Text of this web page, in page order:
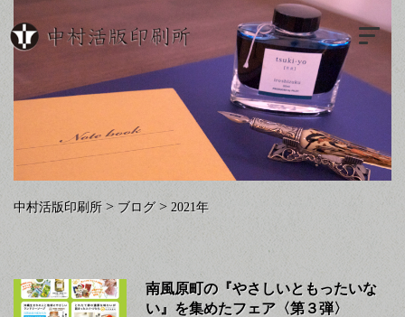
中村活版印刷所 > ブログ > 2021年
南風原町の『やさしいともったいな
い』を集めたフェア〈第３弾〉